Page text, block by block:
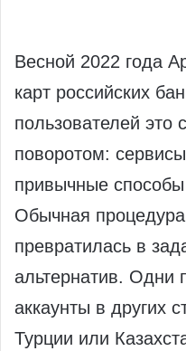
Весной 2022 года
карт российских
пользователей
поворотом:
привычные
Обычная
превратилась в
альтернатив. Одни
аккаунты в других
Турции или